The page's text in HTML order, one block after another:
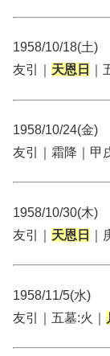
1958/10/18(土)
友引｜ 天恩日
1958/10/24(金)
友引｜霜降｜甲
1958/10/30(木)
友引｜ 天恩日
1958/11/5(水)
友引｜五墓:火｜